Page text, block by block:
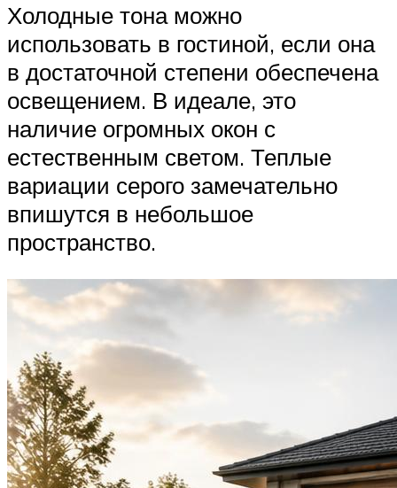
Холодные тона можно
использовать в гостиной, если она
в достаточной степени обеспечена
освещением. В идеале, это
наличие огромных окон с
естественным светом. Теплые
вариации серого замечательно
впишутся в небольшое
пространство.